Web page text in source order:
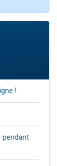
sur Zoom
insalubre
!
pendant